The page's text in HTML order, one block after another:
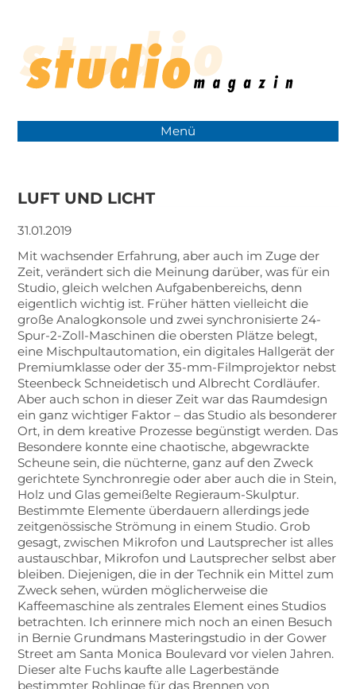
Menü
LUFT UND LICHT
31.01.2019
Mit wachsender Erfahrung, aber auch im Zuge der
Zeit, verändert sich die Meinung darüber, was für ein
Studio, gleich welchen Aufgabenbereichs, denn
eigentlich wichtig ist. Früher hätten vielleicht die
große Analogkonsole und zwei synchronisierte 24-
Spur-2-Zoll-Maschinen die obersten Plätze belegt,
eine Mischpultautomation, ein digitales Hallgerät der
Premiumklasse oder der 35-mm-Filmprojektor nebst
Steenbeck Schneidetisch und Albrecht Cordläufer.
Aber auch schon in dieser Zeit war das Raumdesign
ein ganz wichtiger Faktor – das Studio als besonderer
Ort, in dem kreative Prozesse begünstigt werden. Das
Besondere konnte eine chaotische, abgewrackte
Scheune sein, die nüchterne, ganz auf den Zweck
gerichtete Synchronregie oder aber auch die in Stein,
Holz und Glas gemeißelte Regieraum-Skulptur.
Bestimmte Elemente überdauern allerdings jede
zeitgenössische Strömung in einem Studio. Grob
gesagt, zwischen Mikrofon und Lautsprecher ist alles
austauschbar, Mikrofon und Lautsprecher selbst aber
bleiben. Diejenigen, die in der Technik ein Mittel zum
Zweck sehen, würden möglicherweise die
Kaffeemaschine als zentrales Element eines Studios
betrachten. Ich erinnere mich noch an einen Besuch
in Bernie Grundmans Masteringstudio in der Gower
Street am Santa Monica Boulevard vor vielen Jahren.
Dieser alte Fuchs kaufte alle Lagerbestände
bestimmter Rohlinge für das Brennen von